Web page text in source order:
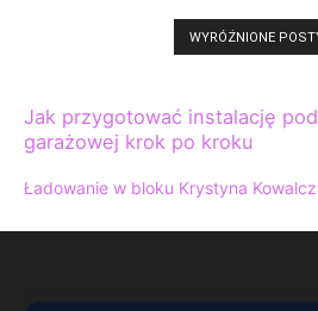
WYRÓŻNIONE
Jak przygotować instalację
garażowej krok po kroku
Ładowanie w bloku Krystyna